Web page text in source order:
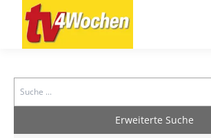
Search
Erweiterte Suche